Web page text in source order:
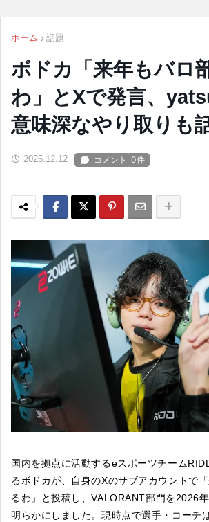
ホーム 話題
ボドカ「来年もバロ
わ」とXで発言、
意味深なやり取りも
2025.12.12
国内を拠点に活動するeスポーツチーム
るボドカが、自身のXのサブアカウントで
るわ」と投稿し、VALORANT部門を2026
明らかにしました。現時点で選手・コーチ